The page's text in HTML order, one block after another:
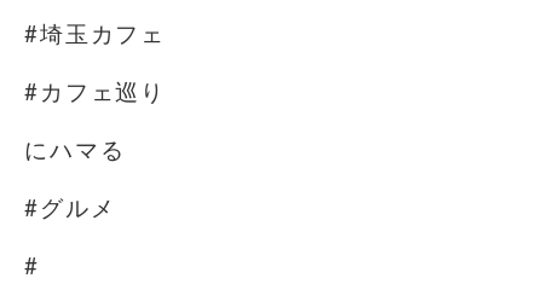
#埼玉カフェ
#カフェ巡り
にハマる
#グルメ
#